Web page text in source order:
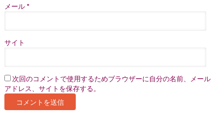
メール *
サイト
次回のコメントで使用するためブラウザーに自分の名前、メール
アドレス、サイトを保存する。